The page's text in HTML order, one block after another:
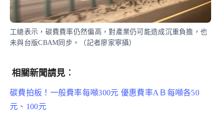
工總表示，碳費費率仍然偏高，對產業仍可能造成沉重負擔，也
未與台版CBAM同步。（記者廖家寧攝）
相關新聞請見︰
碳費拍板！一般費率每噸300元 優惠費率AＢ每噸各50
元、100元